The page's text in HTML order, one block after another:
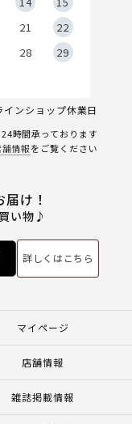
21
22
28
29
インショップ休業日
時間承っております
情報をご覧ください
け！
い物♪
詳しくはこちら
マイページ
店舗情報
雑誌掲載情報